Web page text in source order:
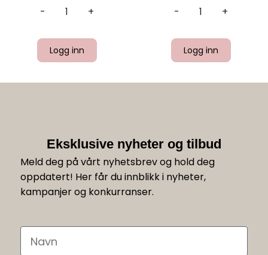
- +
Logg inn
- +
Logg inn
Eksklusive nyheter og tilbud
Meld deg på vårt nyhetsbrev og hold deg
oppdatert! Her får du innblikk i nyheter,
kampanjer og konkurranser.
Navn